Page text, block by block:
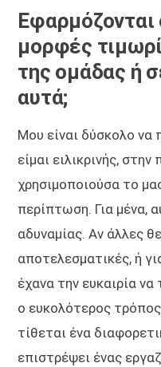
μορφές
της ομάδας ή
αυτά;
Μου είναι δύσκολο να
είμαι ειλικρινής, στην
χρησιμοποιούσα το
περίπτωση. Για μένα,
αδυναμίας. Αν άλλες
αποτελεσματικές, ή
έχανα την ευκαιρία
ο ευκολότερος
τίθεται ένα
επιστρέψει ένας